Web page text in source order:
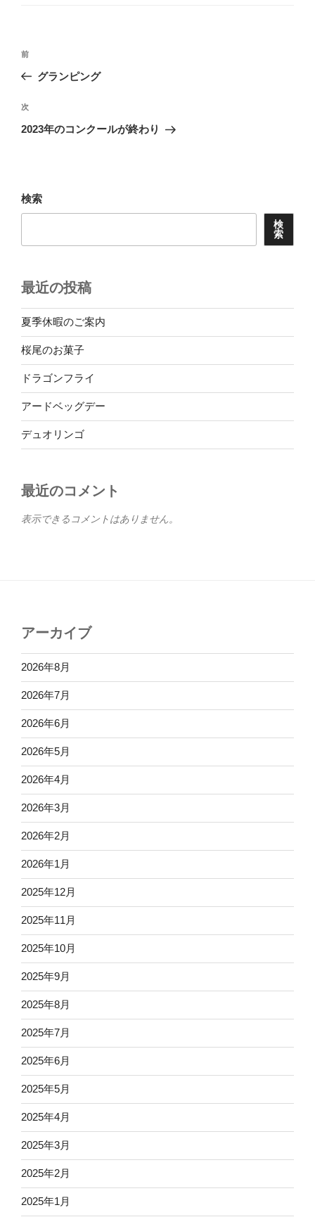
投
ビ
ゲ
ン
前
の
稿
前
グランピング
次
の
次
2023年のコンクールが終わり
検索
検
索
最近の投稿
夏季休暇のご案内
桜尾のお菓子
ドラゴンフライ
アードベッグデー
デュオリンゴ
最近のコメント
表示できるコメントはありません。
アーカイブ
2026年8月
2026年7月
2026年6月
2026年5月
2026年4月
2026年3月
2026年2月
2026年1月
2025年12月
2025年11月
2025年10月
2025年9月
2025年8月
2025年7月
2025年6月
2025年5月
2025年4月
2025年3月
2025年2月
2025年1月